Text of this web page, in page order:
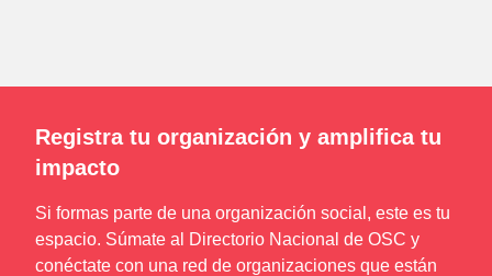
Registra tu organización y amplifica tu
impacto
Si formas parte de una organización social, este es tu
espacio. Súmate al Directorio Nacional de OSC y
conéctate con una red de organizaciones que están